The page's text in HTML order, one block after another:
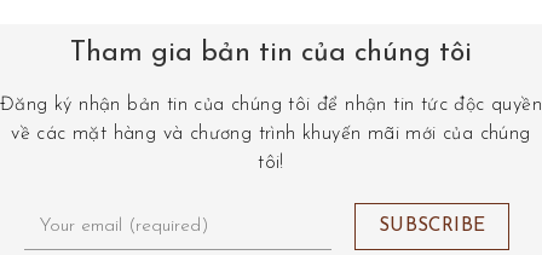
Tham gia bản tin của chúng tôi
Đăng ký nhận bản tin của chúng tôi để nhận tin tức độc quyền
về các mặt hàng và chương trình khuyến mãi mới của chúng
tôi!